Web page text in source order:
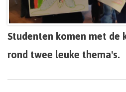
Studenten komen met de
rond twee leuke thema's.